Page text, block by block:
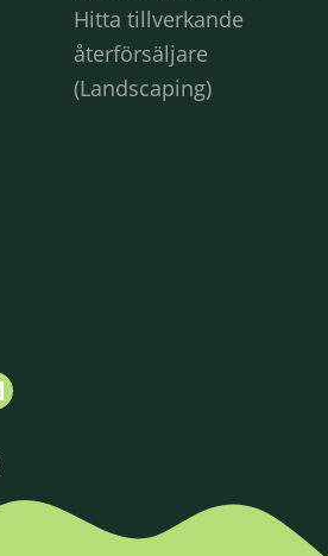
Hitta tillverkande
återförsäljare
(Landscaping)